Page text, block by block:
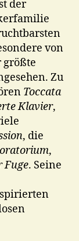
der
von
größte
Zu
Toccata
Klavier,
, die
,
Fuge. Seine